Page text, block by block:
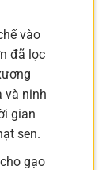
vào
đã lọc
và ninh
gian
sen.
gạo